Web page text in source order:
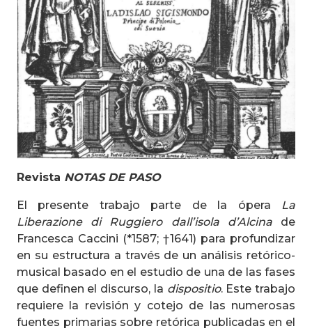
Revista NOTAS DE PASO
El presente trabajo parte de la ópera
La
Liberazione di Ruggiero dall’isola d’Alcinade
Francesca Caccini (*1587; †1641) para profundizar
en su estructura a través de un análisis retórico-
musical basado en el estudio de una de las fases
que definen el discurso, la dispositio. Este trabajo
requiere la revisión y cotejo de las numerosas
fuentes primarias sobre retórica publicadas en el